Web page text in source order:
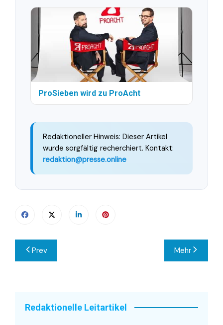
ProSieben wird zu ProAcht
Redaktioneller Hinweis: Dieser Artikel
wurde sorgfältig recherchiert. Kontakt:
redaktion@presse.online
Beitragsnavigation
Prev Mehr
Redaktionelle Leitartikel